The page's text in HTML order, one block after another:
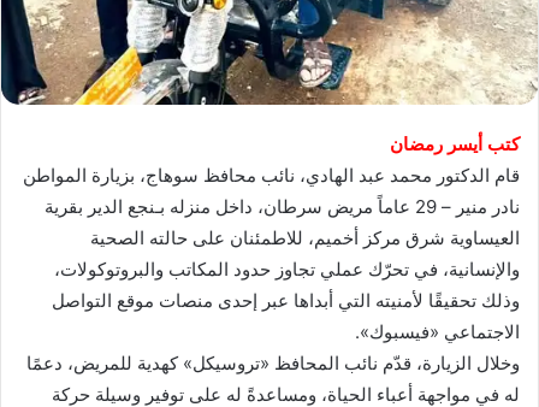
كتب أيسر رمضان
قام الدكتور محمد عبد الهادي، نائب محافظ سوهاج، بزيارة المواطن
نادر منير – 29 عاماً مريض سرطان، داخل منزله بـنجع الدير بقرية
العيساوية شرق مركز أخميم، للاطمئنان على حالته الصحية
والإنسانية، في تحرّك عملي تجاوز حدود المكاتب والبروتوكولات،
وذلك تحقيقًا لأمنيته التي أبداها عبر إحدى منصات موقع التواصل
الاجتماعي «فيسبوك».
وخلال الزيارة، قدّم نائب المحافظ «تروسيكل» كهدية للمريض، دعمًا
له في مواجهة أعباء الحياة، ومساعدةً له على توفير وسيلة حركة